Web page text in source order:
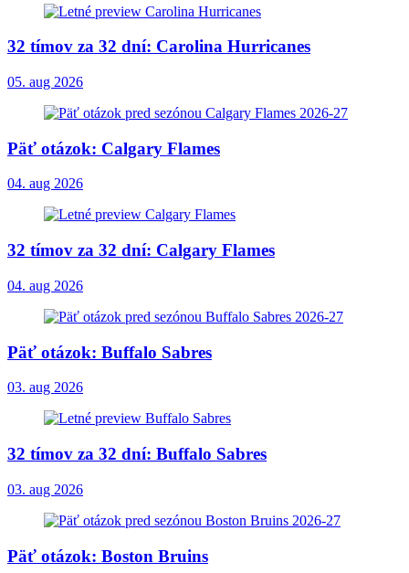
32 tímov za 32 dní: Carolina Hurricanes
05. aug 2026
Päť otázok: Calgary Flames
04. aug 2026
32 tímov za 32 dní: Calgary Flames
04. aug 2026
Päť otázok: Buffalo Sabres
03. aug 2026
32 tímov za 32 dní: Buffalo Sabres
03. aug 2026
Päť otázok: Boston Bruins